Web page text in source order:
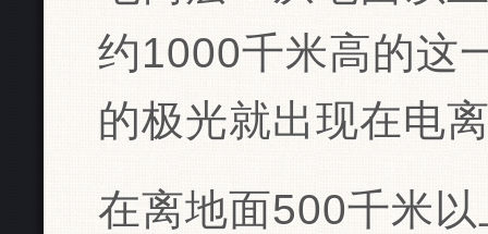
约1000千米高的这
的极光就出现在电
在离地面500千米